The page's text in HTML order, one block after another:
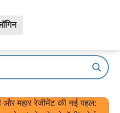
संकट: सुप्रीम कोर्ट के आदेश से 5 लाख लोगों